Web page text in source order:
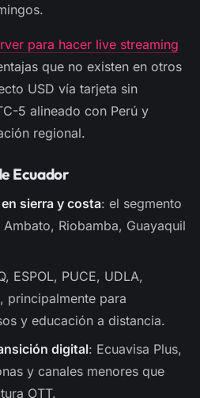
para hacer live streaming
que no existen en otros
USD vía tarjeta sin
5 alineado con Perú y
regional.
Ecuador
sierra y costa: el segmento
Riobamba, Guayaquil
ESPOL, PUCE, UDLA,
principalmente para
y educación a distancia.
digital: Ecuavisa Plus,
y canales menores que
OTT.